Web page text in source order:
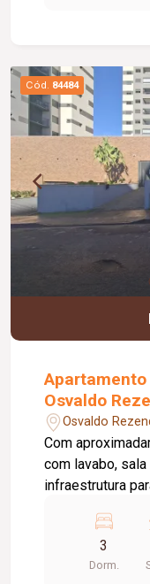
Bancadas em
distribuídos,
praticidade. Informações complementares: Área
construída de
Cód. 84484
Osvaldo
Osvaldo
Com
com lavabo,
infraestrutura
sacada com
livre, além de
espaço
3
Dorm.